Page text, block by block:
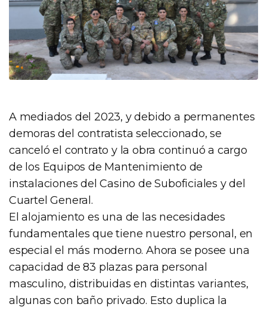
A mediados del 2023, y debido a permanentes
demoras del contratista seleccionado, se
canceló el contrato y la obra continuó a cargo
de los Equipos de Mantenimiento de
instalaciones del Casino de Suboficiales y del
Cuartel General.
El alojamiento es una de las necesidades
fundamentales que tiene nuestro personal, en
especial el más moderno. Ahora se posee una
capacidad de 83 plazas para personal
masculino, distribuidas en distintas variantes,
algunas con baño privado. Esto duplica la